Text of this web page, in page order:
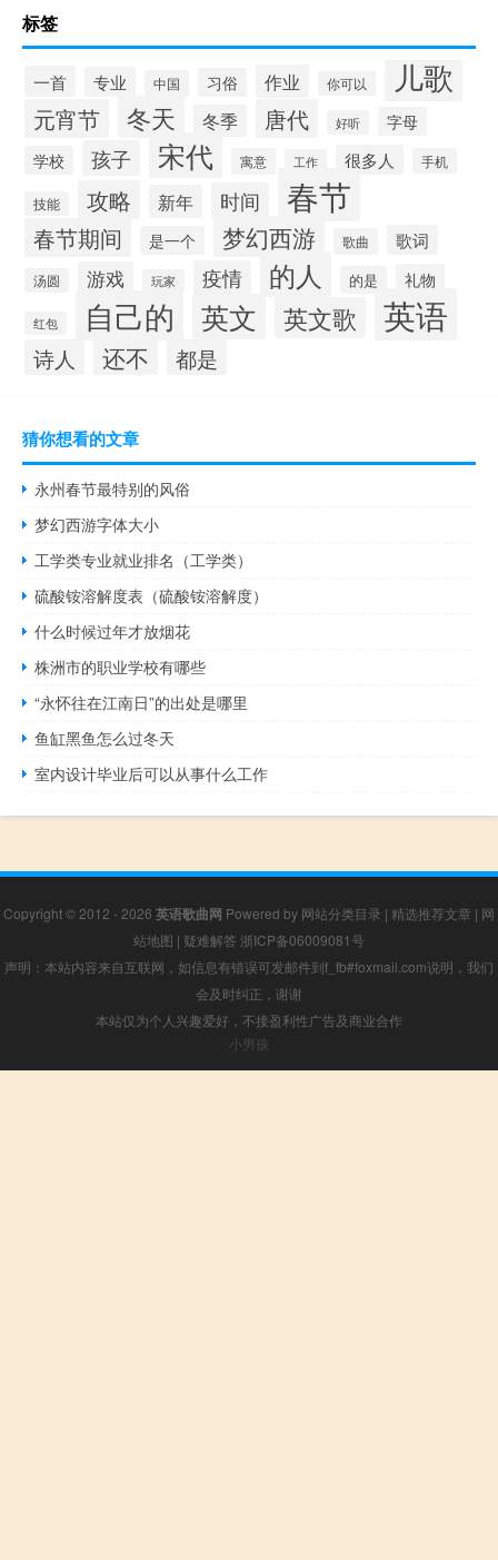
标签
一首 专业 中国 习俗 作业 你可以 儿歌
元宵节 冬天 冬季 唐代 好听
字母
学校
孩子 宋代 寓意 工作 很多人 手机
技能 攻略 新年 时间 春节
春节期间 是一个 梦幻西游 歌曲 歌词
汤圆 游戏 玩家 疫情 的人 的是 礼物
红包 自己的 英文 英文歌 英语
诗人 还不 都是
猜你想看的文章
永州春节最特别的风俗
梦幻西游字体大小
工学类专业就业排名（工学类）
硫酸铵溶解度表（硫酸铵溶解度）
什么时候过年才放烟花
株洲市的职业学校有哪些
“永怀往在江南日”的出处是哪里
鱼缸黑鱼怎么过冬天
室内设计毕业后可以从事什么工作
Copyright © 2012 - 2026 英语歌曲网 Powered by 网站分类目录 | 精选推荐文章 | 网
站地图 | 疑难解答 浙ICP备06009081号
声明：本站内容来自互联网，如信息有错误可发邮件到f_fb#foxmail.com说明，我们
会及时纠正，谢谢
本站仅为个人兴趣爱好，不接盈利性广告及商业合作
小男孩